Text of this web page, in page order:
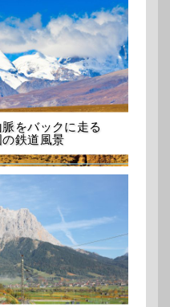
をバックに走る
鉄道風景